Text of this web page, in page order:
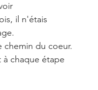
il n'étais
du coeur.
chaque étape